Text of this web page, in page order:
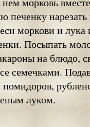
печенку
моркови и лука
Посыпать
на блюдо,
семечками.
луком.